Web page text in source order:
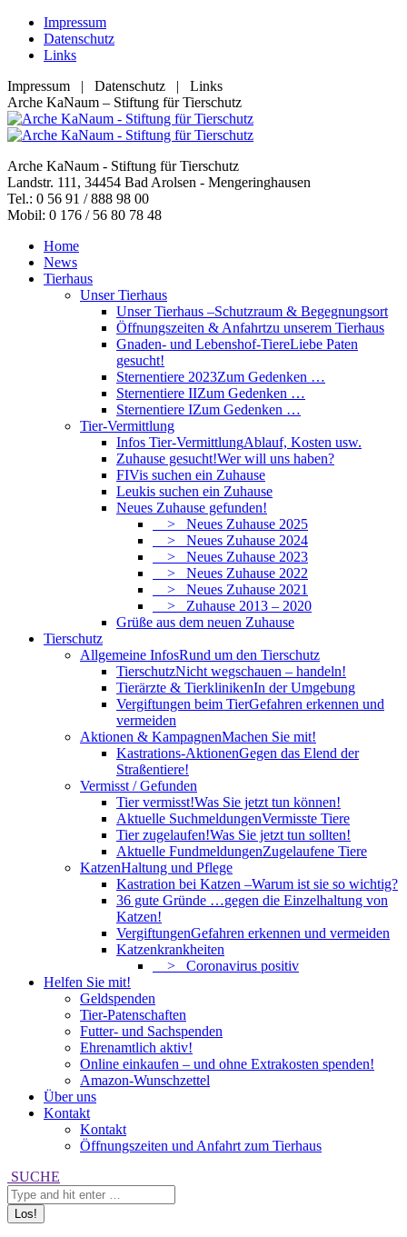
Zum
Inhalt
springen
Impressum
Datenschutz
Links
Impressum | Datenschutz | Links
Facebook
page
opens
new
window
YouTube
page
opens
new
window
RSS
page
opens
new
window
E-
Mail
page
in
new
window
Arche KaNaum – Stiftung für Tierschutz
Arche KaNaum - Stiftung für Tierschutz
Landstr. 111, 34454 Bad Arolsen - Mengeringhausen
Tel.: 0 56 91 / 888 98 00
Mobil: 0 176 / 56 80 78 48
Home
News
Tierhaus
Unser Tierhaus
Unser Tierhaus –Schutzraum & Begegnungsort
Öffnungszeiten & Anfahrtzu unserem Tierhaus
Gnaden- und Lebenshof-TiereLiebe Paten
gesucht!
Sternentiere 2023Zum Gedenken …
Sternentiere IIZum Gedenken …
Sternentiere IZum Gedenken …
Tier-Vermittlung
Infos Tier-VermittlungAblauf, Kosten usw.
Zuhause gesucht!Wer will uns haben?
FIVis suchen ein Zuhause
Leukis suchen ein Zuhause
Neues Zuhause gefunden!
> Neues Zuhause 2025
> Neues Zuhause 2024
> Neues Zuhause 2023
> Neues Zuhause 2022
> Neues Zuhause 2021
> Zuhause 2013 – 2020
Grüße aus dem neuen Zuhause
Tierschutz
Allgemeine InfosRund um den Tierschutz
TierschutzNicht wegschauen – handeln!
Tierärzte & TierklinikenIn der Umgebung
Vergiftungen beim TierGefahren erkennen und
vermeiden
Aktionen & KampagnenMachen Sie mit!
Kastrations-AktionenGegen das Elend der
Straßentiere!
Vermisst / Gefunden
Tier vermisst!Was Sie jetzt tun können!
Aktuelle SuchmeldungenVermisste Tiere
Tier zugelaufen!Was Sie jetzt tun sollten!
Aktuelle FundmeldungenZugelaufene Tiere
KatzenHaltung und Pflege
Kastration bei Katzen –Warum ist sie so wichtig?
36 gute Gründe …gegen die Einzelhaltung von
Katzen!
VergiftungenGefahren erkennen und vermeiden
Katzenkrankheiten
> Coronavirus positiv
Helfen Sie mit!
Geldspenden
Tier-Patenschaften
Futter- und Sachspenden
Ehrenamtlich aktiv!
Online einkaufen – und ohne Extrakosten spenden!
Amazon-Wunschzettel
Über uns
Kontakt
Kontakt
Öffnungszeiten und Anfahrt zum Tierhaus
Search:
SUCHE